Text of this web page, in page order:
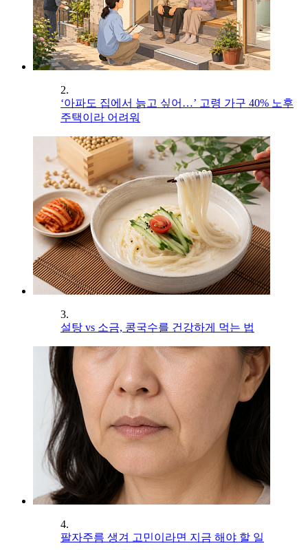
2.
‘아파도 집에서 늙고 싶어…’ 고령 가구 40% 노후
주택이라 어려워
3.
설탕 vs 소금, 콩국수를 건강하게 먹는 법
4.
팔자주름 생겨 고민이라면 지금 해야 할 일